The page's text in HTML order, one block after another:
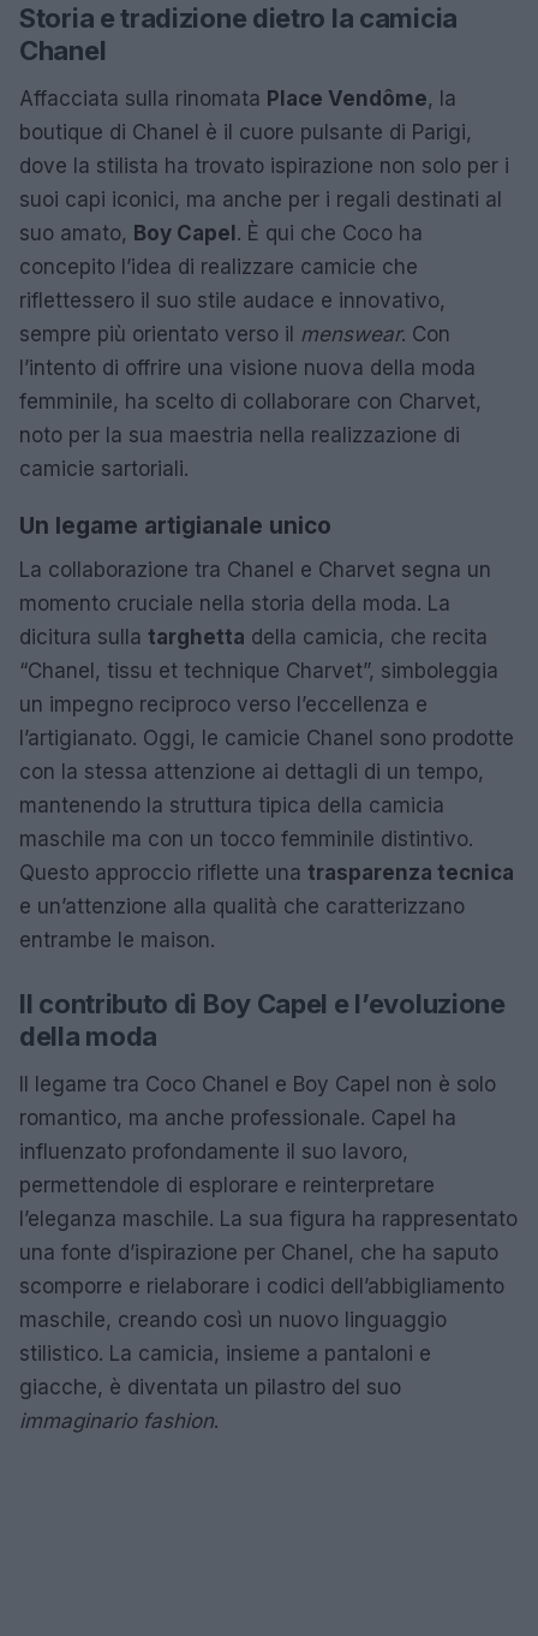
Storia e tradizione dietro la camicia
Chanel
Affacciata sulla rinomata Place Vendôme, la
boutique di Chanel è il cuore pulsante di Parigi,
dove la stilista ha trovato ispirazione non solo per i
suoi capi iconici, ma anche per i regali destinati al
suo amato, Boy Capel. È qui che Coco ha
concepito l’idea di realizzare camicie che
riflettessero il suo stile audace e innovativo,
sempre più orientato verso il menswear. Con
l’intento di offrire una visione nuova della moda
femminile, ha scelto di collaborare con Charvet,
noto per la sua maestria nella realizzazione di
camicie sartoriali.
Un legame artigianale unico
La collaborazione tra Chanel e Charvet segna un
momento cruciale nella storia della moda. La
dicitura sulla targhetta della camicia, che recita
“Chanel, tissu et technique Charvet”, simboleggia
un impegno reciproco verso l’eccellenza e
l’artigianato. Oggi, le camicie Chanel sono prodotte
con la stessa attenzione ai dettagli di un tempo,
mantenendo la struttura tipica della camicia
maschile ma con un tocco femminile distintivo.
Questo approccio riflette una trasparenza tecnica
e un’attenzione alla qualità che caratterizzano
entrambe le maison.
Il contributo di Boy Capel e l’evoluzione
della moda
Il legame tra Coco Chanel e Boy Capel non è solo
romantico, ma anche professionale. Capel ha
influenzato profondamente il suo lavoro,
permettendole di esplorare e reinterpretare
l’eleganza maschile. La sua figura ha rappresentato
una fonte d’ispirazione per Chanel, che ha saputo
scomporre e rielaborare i codici dell’abbigliamento
maschile, creando così un nuovo linguaggio
stilistico. La camicia, insieme a pantaloni e
giacche, è diventata un pilastro del suo
immaginario fashion.